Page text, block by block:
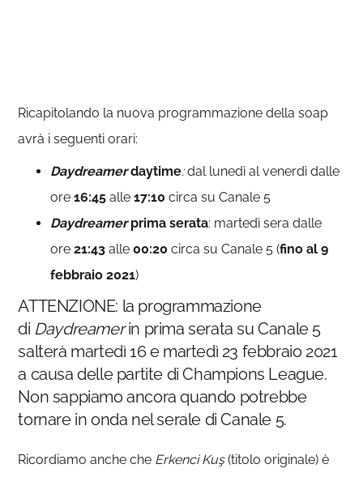
Ricapitolando la nuova programmazione della soap
avrà i seguenti orari:
Daydreamerdaytime:dal lunedì al venerdì dalle
ore16:45 alle17:10circa su Canale 5
Daydreamerprima serata: martedì sera dalle
ore21:43 alle00:20circa su Canale 5 (fino al 9
febbraio 2021)
ATTENZIONE: la programmazione
di Daydreamerin prima serata su Canale 5
salterà martedì 16 e martedì 23 febbraio 2021
a causa delle partite di Champions League.
Non sappiamo ancora quando potrebbe
tornare in onda nel serale di Canale 5.
Ricordiamo anche che Erkenci Kuş(titolo originale) è